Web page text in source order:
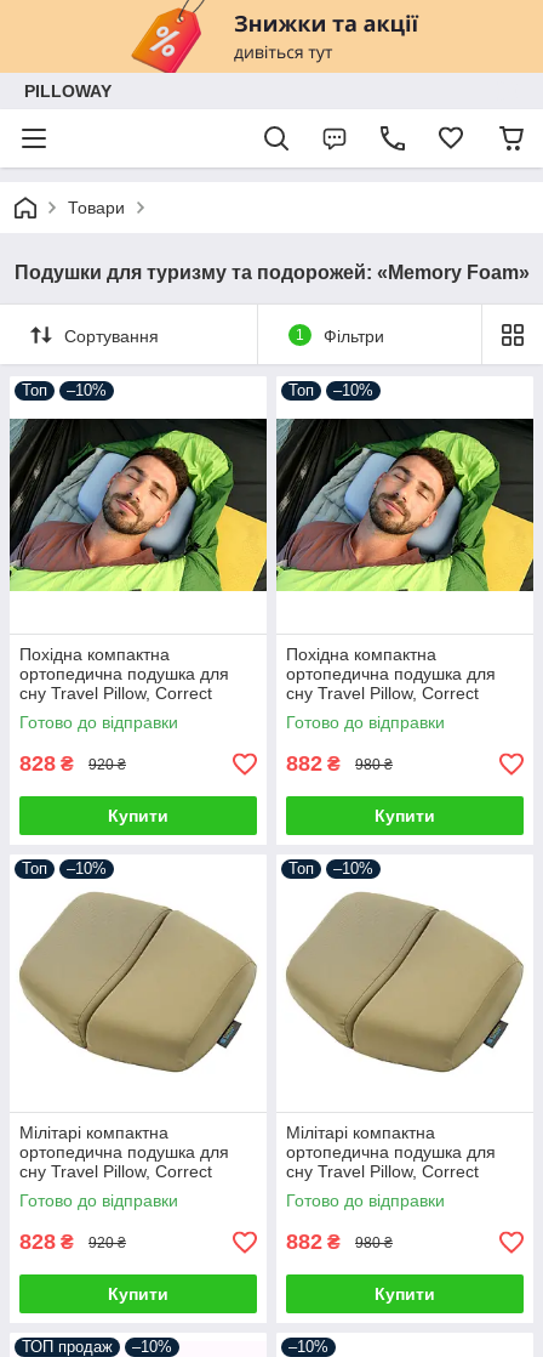
PILLOWAY
Товари
Подушки для туризму та подорожей: «Memory Foam»
Сортування 1 Фільтри
Топ –10%
Похідна компактна
ортопедична подушка для
сну Travel Pillow, Correct
Shape® (розмір L) блакитний
Готово до відправки
828 ₴ 920 ₴
Купити
Топ –10%
Похідна компактна
ортопедична подушка для
сну Travel Pillow, Correct
Shape® (розмір ХL)
блакитний
Готово до відправки
882 ₴ 980 ₴
Купити
Топ –10%
Мілітарі компактна
ортопедична подушка для
сну Travel Pillow, Correct
Shape® (розмір L) хакі
Готово до відправки
828 ₴ 920 ₴
Купити
Топ –10%
Мілітарі компактна
ортопедична подушка для
сну Travel Pillow, Correct
Shape® (розмір ХL) хакі
Готово до відправки
882 ₴ 980 ₴
Купити
ТОП продаж –10% –10%